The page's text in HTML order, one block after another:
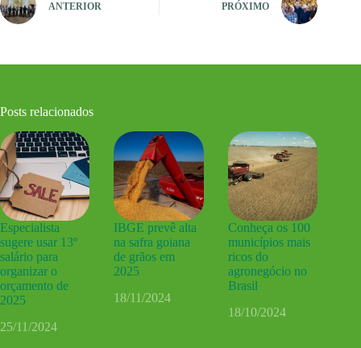
ANTERIOR PRÓXIMO
Posts relacionados
Especialista
sugere usar 13º
salário para
organizar o
orçamento de
2025
25/11/2024
IBGE prevê alta
na safra goiana
de grãos em
2025
18/11/2024
Conheça os 100
municípios mais
ricos do
agronegócio no
Brasil
18/10/2024